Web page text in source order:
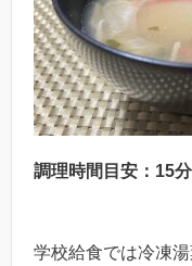
調理時間目安：15
学校給食では冷凍